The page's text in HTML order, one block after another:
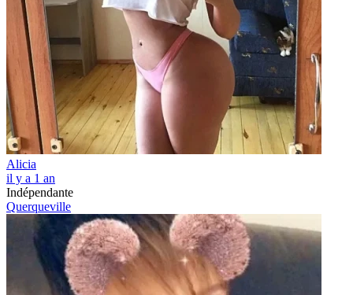
Alicia
il y a 1 an
Indépendante
Querqueville